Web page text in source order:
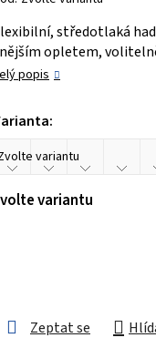
středotlaká
opletem,
popis
variantu
Zeptat se